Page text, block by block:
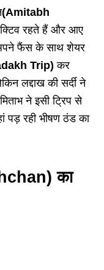
(Amitabh
रहते हैं और आए
अपने फैंस के साथ शेयर
Trip) कर
लद्दाख की सर्दी ने
ने इसी ट्रिप से
पड़ रही भीषण ठंड का
का